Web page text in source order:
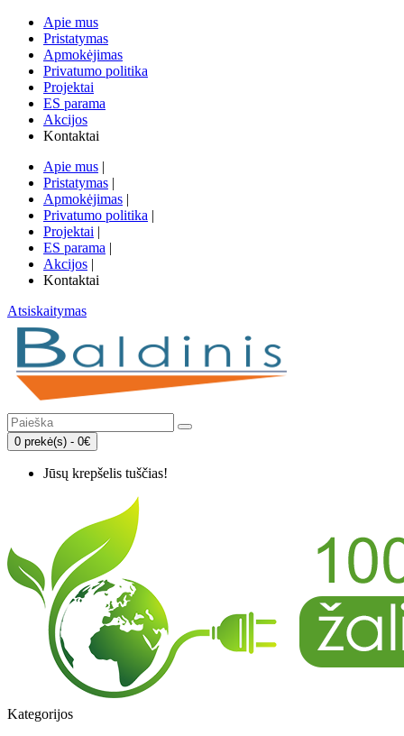
Apie mus
Pristatymas
Apmokėjimas
Privatumo politika
Projektai
ES parama
Akcijos
Kontaktai
Apie mus |
Pristatymas |
Apmokėjimas |
Privatumo politika |
Projektai |
ES parama |
Akcijos |
Kontaktai
Atsiskaitymas
0 prekė(s) - 0€
Jūsų krepšelis tuščias!
Kategorijos